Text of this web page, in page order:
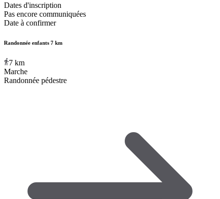
Dates d'inscription
Pas encore communiquées
Date à confirmer
Randonnée enfants 7 km
7 km
Marche
Randonnée pédestre